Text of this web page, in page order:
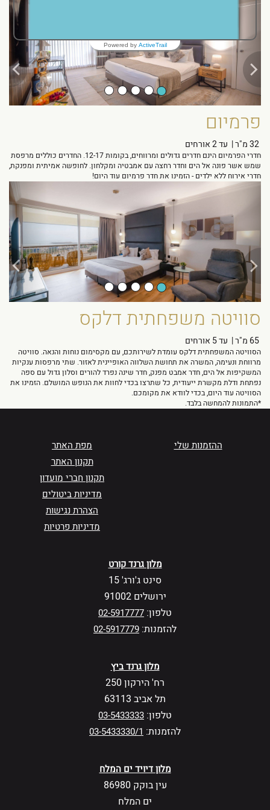
פרמיום
| עד 2 אורחים
חדרי הפרמיום הינם חדרים גדולים ומרווחים, בקומות 12-17. החדרים כוללים מרפסת
שמש אשר פונה אל הים וחדר רחצה עם אמבטיה ומקלחון. לחופשה אמיתית ומפנקת,
חדרי אירוח ללא ילדים - הזמינו את חדר פרמיום עוד היום!
Previous
Next
סוויטה משפחתית דלקס
| עד 5 אורחים
הסוויטה המשפחתית דלקס עומדת לשירותכם, עם מקסימום נוחות והנאה. סוויטה
מרווחת ונעימה, המשרה את תחושת השלווה האופיינית לאזור. שתי מרפסות ענקיות
המשקיפות אל הים, חדר אמבט מפנק, חדר שינה נפרד להורים וסלון גדול עם ספה
נפתחת ודלת מקשרת ייעודית, כל שתרצו בכדי לחוות את הנופש המושלם. הזמינו את
הסוויטה עוד היום, בכדי לוודא את מקומכם.
*התמונות להמחשה בלבד.
ההזמנות שלי
מפת האתר
תקנון האתר
תקנון חברי מועדון
מדיניות ביטולים
הצהרת נגישות
מדיניות פרטיות
מלון גרנד קורט
סינט ג'ורג' 15
ירושלים 91002
טלפון: 02-5917777
להזמנות: 02-5917779
מלון גרנד ביץ
רח' הירקון 250
תל אביב 63113
טלפון: 03-5433333
להזמנות: 03-5433330/1
מלון דיויד ים המלח
עין בוקק 86980
ים המלח
Powered by ActiveTrail